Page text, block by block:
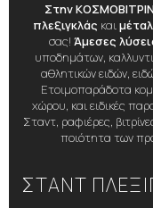
Στην
πλεξιγκλάς και
σας! Άμεσες
υποδημάτων,
αθλητικών ειδών,
Ετοιμοπαράδοτα
χώρου, και ειδικές
Σταντ, ραφιέρες,
ποιότητα των
ΣΤΑΝΤ